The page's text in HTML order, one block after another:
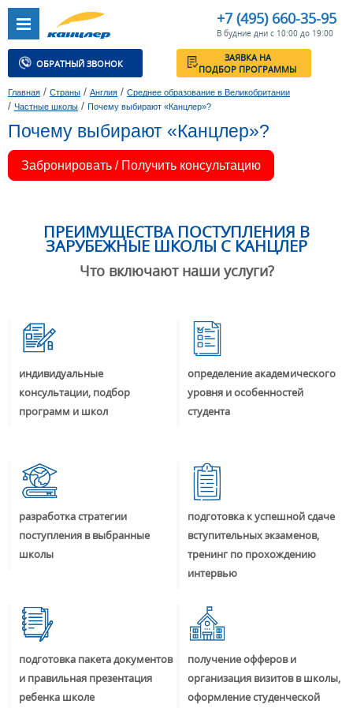
+7 (495) 660-35-95
В будние дни с 10:00 до 19:00
ОБРАТНЫЙ ЗВОНОК
ЗАЯВКА НА
ПОДБОР ПРОГРАММЫ
Главная / Страны / Англия / Среднее образование в Великобритании
/ Частные школы / Почему выбирают «Канцлер»?
Почему выбирают «Канцлер»?
Забронировать / Получить консультацию
ПРЕИМУЩЕСТВА ПОСТУПЛЕНИЯ В
ЗАРУБЕЖНЫЕ ШКОЛЫ С КАНЦЛЕР
Что включают наши услуги?
индивидуальные
консультации, подбор
программ и школ
определение академического
уровня и особенностей
студента
разработка стратегии
поступления в выбранные
школы
подготовка к успешной сдаче
вступительных экзаменов,
тренинг по прохождению
интервью
подготовка пакета документов
и правильная презентация
ребенка школе
получение офферов и
организация визитов в школы,
оформление студенческой